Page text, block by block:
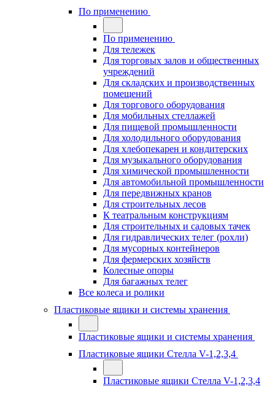
По применению
По применению
Для тележек
Для торговых залов и общественных
учреждений
Для складских и производственных
помещений
Для торгового оборудования
Для мобильных стеллажей
Для пищевой промышленности
Для холодильного оборудования
Для хлебопекарен и кондитерских
Для музыкального оборудования
Для химической промышленности
Для автомобильной промышленности
Для передвижных кранов
Для строительных лесов
К театральным конструкциям
Для строительных и садовых тачек
Для гидравлических телег (рохли)
Для мусорных контейнеров
Для фермерских хозяйств
Колесные опоры
Для багажных телег
Все колеса и ролики
Пластиковые ящики и системы хранения
Пластиковые ящики и системы хранения
Пластиковые ящики Стелла V-1,2,3,4
Пластиковые ящики Стелла V-1,2,3,4